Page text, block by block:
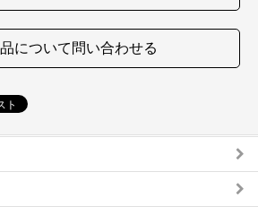
について問い合わせる